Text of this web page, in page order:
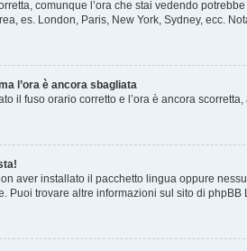
comunque l’ora che stai vedendo
es. London, Paris, New York, Sydney, ecc.
l’ora è ancora sbagliata
il fuso orario corretto e l’ora è ancora
aver installato il pacchetto lingua oppure
Puoi trovare altre informazioni sul sito di